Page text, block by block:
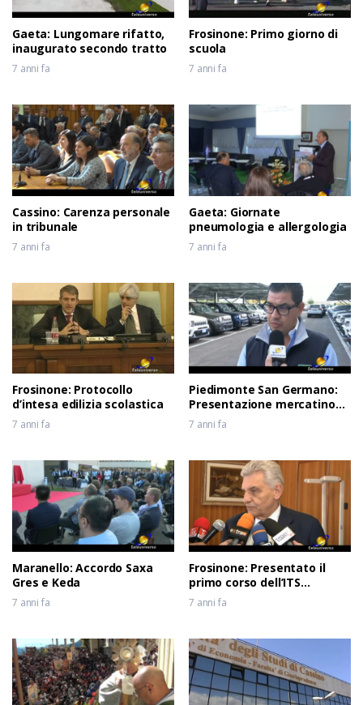
Gaeta: Lungomare rifatto,
inaugurato secondo tratto
7 anni fa
Frosinone: Primo giorno di
scuola
7 anni fa
Cassino: Carenza personale
in tribunale
7 anni fa
Gaeta: Giornate
pneumologia e allergologia
7 anni fa
Frosinone: Protocollo
d’intesa edilizia scolastica
7 anni fa
Piedimonte San Germano:
Presentazione mercatino
usato
7 anni fa
Maranello: Accordo Saxa
Gres e Keda
7 anni fa
Frosinone: Presentato il
primo corso dell’ITS
Meccatronico del Lazio
7 anni fa